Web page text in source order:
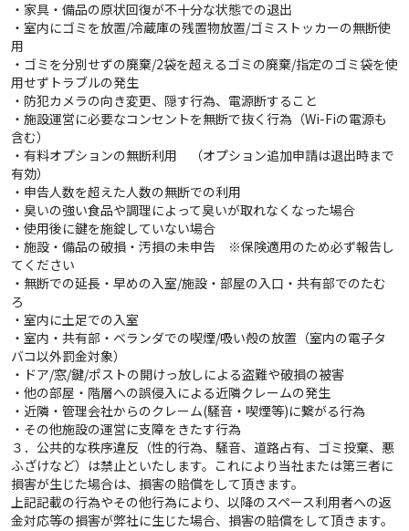
・家具・備品の原状回復が不十分な状態での退出
・室内にゴミを放置/冷蔵庫の残置物放置/ゴミストッカーの無断使
用
・ゴミを分別せずの廃棄/2袋を超えるゴミの廃棄/指定のゴミ袋を使
用せずトラブルの発生
・防犯カメラの向き変更、隠す行為、電源断すること
・施設運営に必要なコンセントを無断で抜く行為（Wi-Fiの電源も
含む）
・有料オプションの無断利用 （オプション追加申請は退出時まで
有効）
・申告人数を超えた人数の無断での利用
・臭いの強い食品や調理によって臭いが取れなくなった場合
・使用後に鍵を施錠していない場合
・施設・備品の破損・汚損の未申告 ※保険適用のため必ず報告し
てください
・無断での延長・早めの入室/施設・部屋の入口・共有部でのたむ
ろ
・室内に土足での入室
・室内・共有部・ベランダでの喫煙/吸い殻の放置（室内の電子タ
バコ以外罰金対象）
・ドア/窓/鍵/ポストの開けっ放しによる盗難や破損の被害
・他の部屋・階層への誤侵入による近隣クレームの発生
・近隣・管理会社からのクレーム(騒音・喫煙等)に繋がる行為
・その他施設の運営に支障をきたす行為
３．公共的な秩序違反（性的行為、騒音、道路占有、ゴミ投棄、悪
ふざけなど）は禁止といたします。これにより当社または第三者に
損害が生じた場合は、損害の賠償をして頂きます。
上記記載の行為やその他行為により、以降のスペース利用者への返
金対応等の損害が弊社に生じた場合、損害の賠償をして頂きます。